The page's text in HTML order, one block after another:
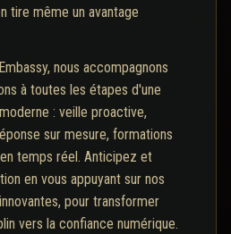
tire même un avantage
nous accompagnons
à toutes les étapes d'une
: veille proactive,
sur mesure, formations
temps réel. Anticipez et
en vous appuyant sur nos
pour transformer
vers la confiance numérique.